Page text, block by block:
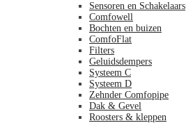
Sensoren en Schakelaars
Comfowell
Bochten en buizen
ComfoFlat
Filters
Geluidsdempers
Systeem C
Systeem D
Zehnder Comfopipe
Dak & Gevel
Roosters & kleppen